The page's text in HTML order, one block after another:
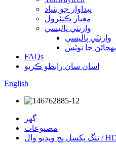
پيداوار جو بنياد
معيار ڪنٽرول
وارنٽي پاليسي
وارنٽي پاليسي
پهچائڻ جا نوٽس
FAQs
اسان سان رابطو ڪريو
English
گهر
مصنوعات